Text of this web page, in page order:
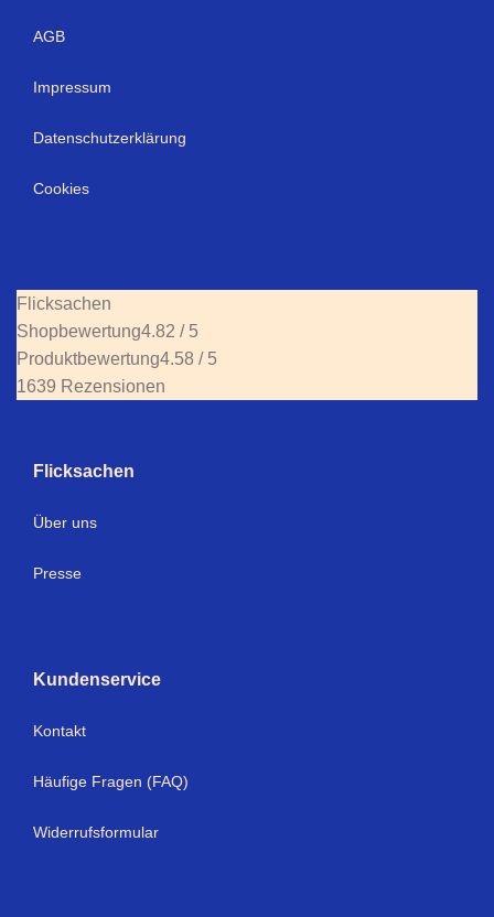
AGB
Impressum
Datenschutzerklärung
Cookies
Flicksachen
Shopbewertung4.82 / 5
Produktbewertung4.58 / 5
1639 Rezensionen
Flicksachen
Über uns
Presse
Kundenservice
Kontakt
Häufige Fragen (FAQ)
Widerrufsformular